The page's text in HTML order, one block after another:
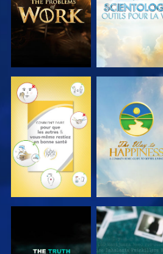
REGARDER REGARDER
REGARDER